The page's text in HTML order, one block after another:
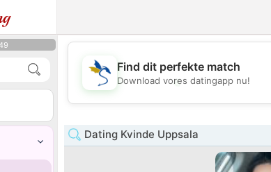
Find dit perfekte match
Download vores datingapp nu!
Dating Kvinde Uppsala